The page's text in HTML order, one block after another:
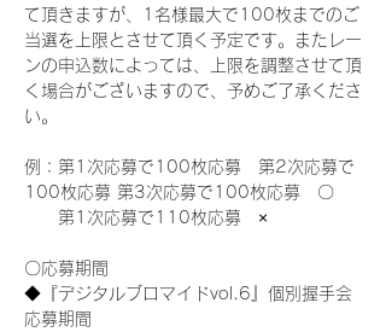
て頂きますが、1名様最大で100枚までのご
当選を上限とさせて頂く予定です。またレー
ンの申込数によっては、上限を調整させて頂
く場合がございますので、予めご了承くださ
い。
例：第1次応募で100枚応募　第2次応募で
100枚応募 第3次応募で100枚応募　〇
第1次応募で110枚応募　×
〇応募期間
◆『デジタルブロマイドvol.6』個別握手会
応募期間